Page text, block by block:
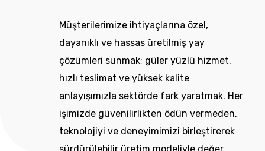
Müşterilerimize ihtiyaçlarına özel,
dayanıklı ve hassas üretilmiş yay
çözümleri sunmak; güler yüzlü hizmet,
hızlı teslimat ve yüksek kalite
anlayışımızla sektörde fark yaratmak. Her
işimizde güvenilirlikten ödün vermeden,
teknolojiyi ve deneyimimizi birleştirerek